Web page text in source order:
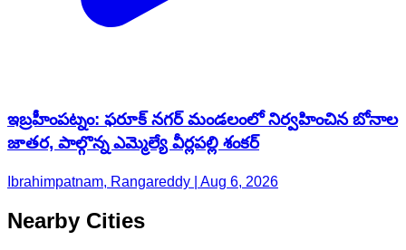
ఇబ్రహీంపట్నం: ఫరూక్ నగర్ మండలంలో నిర్వహించిన బోనాల
జాతర, పాల్గొన్న ఎమ్మెల్యే వీర్లపల్లి శంకర్
Ibrahimpatnam, Rangareddy | Aug 6, 2026
Nearby Cities